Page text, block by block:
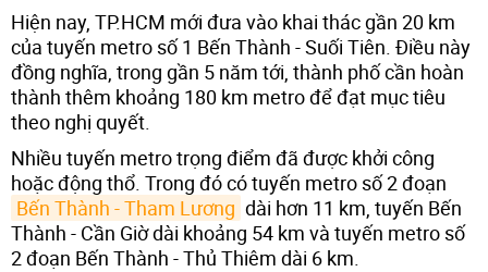
Hiện nay, TP.HCM mới đưa vào khai thác gần 20 km
của tuyến metro số 1 Bến Thành - Suối Tiên. Điều này
đồng nghĩa, trong gần 5 năm tới, thành phố cần hoàn
thành thêm khoảng 180 km metro để đạt mục tiêu
theo nghị quyết.
Nhiều tuyến metro trọng điểm đã được khởi công
hoặc động thổ. Trong đó có tuyến metro số 2 đoạn
Bến Thành - Tham Lương dài hơn 11 km, tuyến Bến
Thành - Cần Giờ dài khoảng 54 km và tuyến metro số
2 đoạn Bến Thành - Thủ Thiêm dài 6 km.